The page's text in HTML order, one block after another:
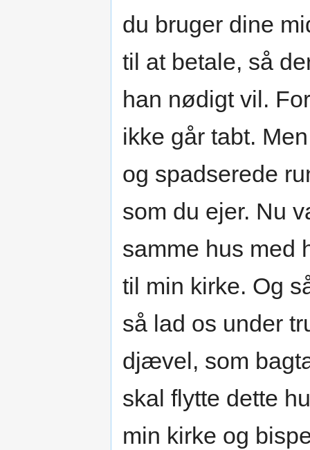
du bruger dine
til at betale, så
han nødigt vil.
ikke går tabt.
og spadserede
som du ejer. Nu
samme hus med
til min kirke. Og
så lad os under
djævel, som
skal flytte dette
min kirke og